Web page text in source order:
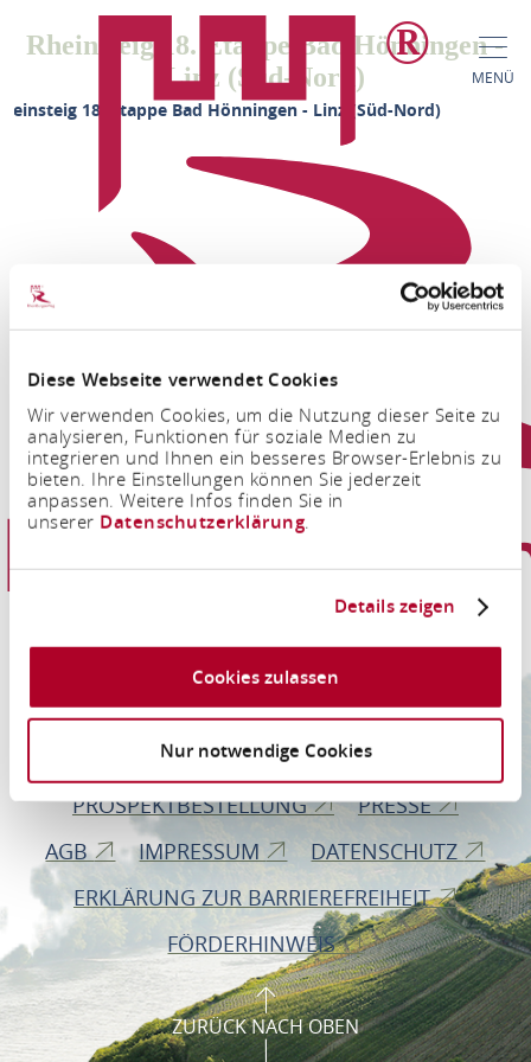
Diese Webseite verwendet Cookies
Wir verwenden Cookies, um die Nutzung dieser Seite zu
analysieren, Funktionen für soziale Medien zu
integrieren und Ihnen ein besseres Browser-Erlebnis zu
bieten. Ihre Einstellungen können Sie jederzeit
anpassen. Weitere Infos finden Sie in
unserer Datenschutzerklärung.
Details zeigen
Cookies zulassen
Nur notwendige Cookies
MENÜ
Rheinsteig 18. Etappe Bad Hönningen -
Linz (Süd-Nord)
18. Etappe Bad Hönningen - Linz (Süd-Nord)
FACEBOOK INSTAGRAM
Informationen
Romantischer Rhein Tourismus GmbH
Bahnhofstraße 28
56112 Lahnstein
PROSPEKTBESTELLUNG
PRESSE
AGB
IMPRESSUM
DATENSCHUTZ
ERKLÄRUNG ZUR BARRIEREFREIHEIT
FÖRDERHINWEIS
ZURÜCK NACH OBEN